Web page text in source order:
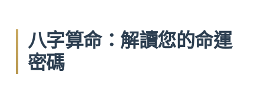
八字算命：解讀您的命運
密碼